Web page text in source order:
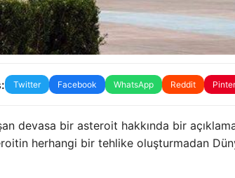
Twitter Facebook WhatsApp Reddit
devasa bir asteroit hakkında bir
herhangi bir tehlike oluşturmadan